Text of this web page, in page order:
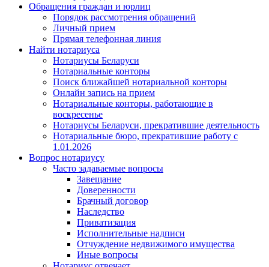
Обращения граждан и юрлиц
Порядок рассмотрения обращений
Личный прием
Прямая телефонная линия
Найти нотариуса
Нотариусы Беларуси
Нотариальные конторы
Поиск ближайшей нотариальной конторы
Онлайн запись на прием
Нотариальные конторы, работающие в
воскресенье
Нотариусы Беларуси, прекратившие деятельность
Нотариальные бюро, прекратившие работу с
1.01.2026
Вопрос нотариусу
Часто задаваемые вопросы
Завещание
Доверенности
Брачный договор
Наследство
Приватизация
Исполнительные надписи
Отчуждение недвижимого имущества
Иные вопросы